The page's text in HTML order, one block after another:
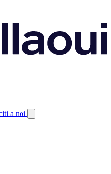
a noi